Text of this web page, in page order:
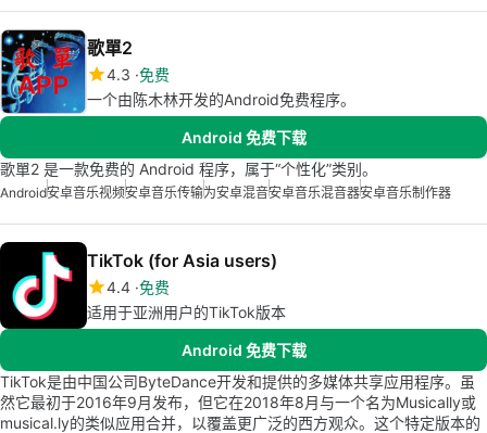
歌單2
4.3 免费
一个由陈木林开发的Android免费程序。
Android 免费下载
歌單2 是一款免费的 Android 程序，属于“个性化”类别。
Android安卓音乐视频安卓音乐传输为安卓混音安卓音乐混音器安卓音乐制作器
TikTok (for Asia users)
4.4 免费
适用于亚洲用户的TikTok版本
Android 免费下载
TikTok是由中国公司ByteDance开发和提供的多媒体共享应用程序。虽
然它最初于2016年9月发布，但它在2018年8月与一个名为Musically或
musical.ly的类似应用合并，以覆盖更广泛的西方观众。这个特定版本的